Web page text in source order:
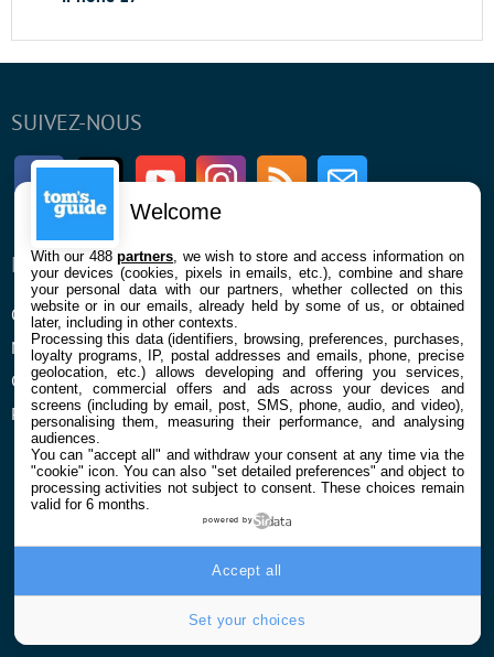
SUIVEZ-NOUS
FacebookTwitter Youtube InstagramRSS Newsletter
ENTREPRISE
Qui sommes nous
Mentions légales et CGU
Confidentialité et Cookies
Préférences cookies
À PROPOS
La rédaction
Contact
Welcome
With our 488partners , we wish to store and access information on
your devices (cookies, pixels in emails, etc.), combine and share
your personal data with our partners, whether collected on this
website or in our emails, already held by some of us, or obtained
later, including in other contexts.
Processing this data (identifiers, browsing, preferences, purchases,
loyalty programs, IP, postal addresses and emails, phone, precise
geolocation, etc.) allows developing and offering you services,
content, commercial offers and ads across your devices and
screens (including by email, post, SMS, phone, audio, and video),
personalising them, measuring their performance, and analysing
audiences.
You can "accept all" and withdraw your consent at any time via the
"cookie" icon. You can also "set detailed preferences" and object to
processing activities not subject to consent. These choices remain
valid for 6 months.
powered by
Set your choices
Accept all